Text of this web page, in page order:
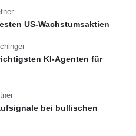
US-Wachstumsaktien
KI-Agenten für
bei bullischen